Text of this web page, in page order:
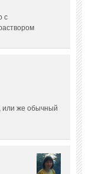
с
или же обычный